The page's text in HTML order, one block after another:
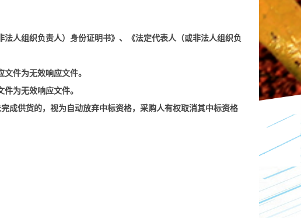
人组织负责人）身份证明书》、《法定代表人（或非法人组织负
件为无效响应文件。
为无效响应文件。
成供货的，视为 自动放弃中标资格，采购人有权取消其中标资格